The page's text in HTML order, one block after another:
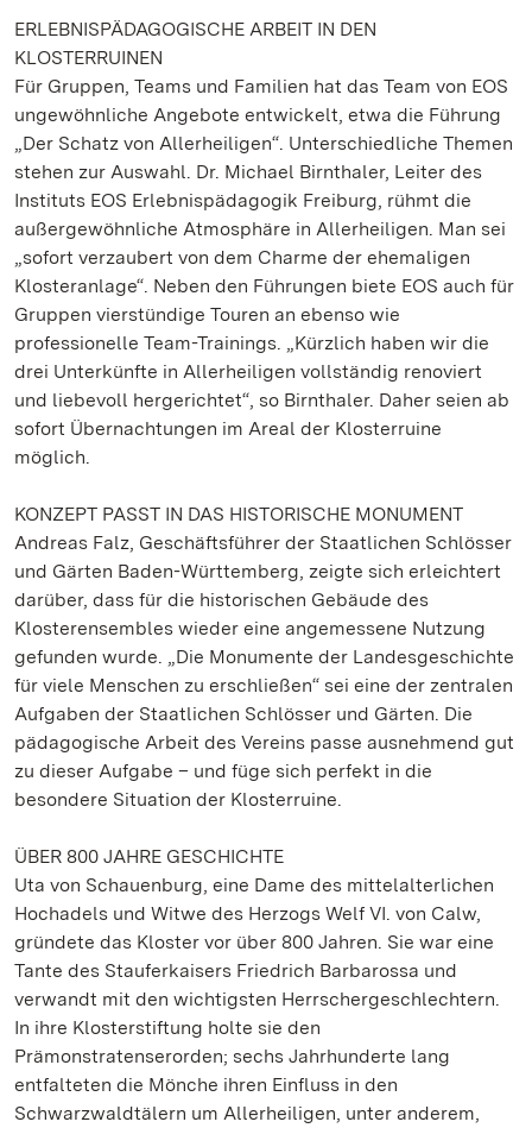
ERLEBNISPÄDAGOGISCHE ARBEIT IN DEN
KLOSTERRUINEN
Für Gruppen, Teams und Familien hat das Team von EOS
ungewöhnliche Angebote entwickelt, etwa die Führung
„Der Schatz von Allerheiligen“. Unterschiedliche Themen
stehen zur Auswahl. Dr. Michael Birnthaler, Leiter des
Instituts EOS Erlebnispädagogik Freiburg, rühmt die
außergewöhnliche Atmosphäre in Allerheiligen. Man sei
„sofort verzaubert von dem Charme der ehemaligen
Klosteranlage“. Neben den Führungen biete EOS auch für
Gruppen vierstündige Touren an ebenso wie
professionelle Team-Trainings. „Kürzlich haben wir die
drei Unterkünfte in Allerheiligen vollständig renoviert
und liebevoll hergerichtet“, so Birnthaler. Daher seien ab
sofort Übernachtungen im Areal der Klosterruine
möglich.
KONZEPT PASST IN DAS HISTORISCHE MONUMENT
Andreas Falz, Geschäftsführer der Staatlichen Schlösser
und Gärten Baden-Württemberg, zeigte sich erleichtert
darüber, dass für die historischen Gebäude des
Klosterensembles wieder eine angemessene Nutzung
gefunden wurde. „Die Monumente der Landesgeschichte
für viele Menschen zu erschließen“ sei eine der zentralen
Aufgaben der Staatlichen Schlösser und Gärten. Die
pädagogische Arbeit des Vereins passe ausnehmend gut
zu dieser Aufgabe – und füge sich perfekt in die
besondere Situation der Klosterruine.
ÜBER 800 JAHRE GESCHICHTE
Uta von Schauenburg, eine Dame des mittelalterlichen
Hochadels und Witwe des Herzogs Welf VI. von Calw,
gründete das Kloster vor über 800 Jahren. Sie war eine
Tante des Stauferkaisers Friedrich Barbarossa und
verwandt mit den wichtigsten Herrschergeschlechtern.
In ihre Klosterstiftung holte sie den
Prämonstratenserorden; sechs Jahrhunderte lang
entfalteten die Mönche ihren Einfluss in den
Schwarzwaldtälern um Allerheiligen, unter anderem,